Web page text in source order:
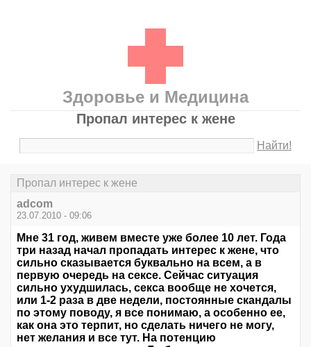
Здоровье и Медицина
Пропал интерес к жене
Найти!
Пропал интерес к жене
adcom
23.07.2010 - 09:06
Мне 31 год, живем вместе уже более 10 лет. Года
три назад начал пропадать интерес к жене, что
сильно сказывается буквально на всем, а в
первую очередь на сексе. Сейчас ситуация
сильно ухудшилась, секса вообще не хочется,
или 1-2 раза в две недели, постоянные скандалы
по этому поводу, я все понимаю, а особенно ее,
как она это терпит, но сделать ничего не могу,
нет желания и все тут. На потенцию